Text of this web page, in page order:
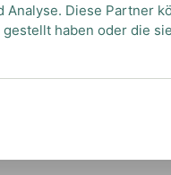
Diese Partner
haben oder die